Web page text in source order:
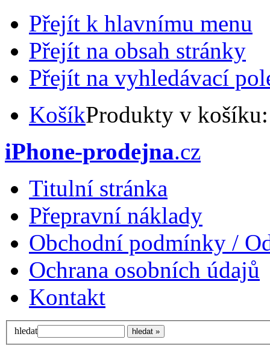
Přejít k hlavnímu menu
Přejít na obsah stránky
Přejít na vyhledávací
KošíkProdukty v
iPhone-prodejna.cz
Titulní stránka
Přepravní náklady
Obchodní podmínky /
Ochrana osobních údajů
Kontakt
hledat